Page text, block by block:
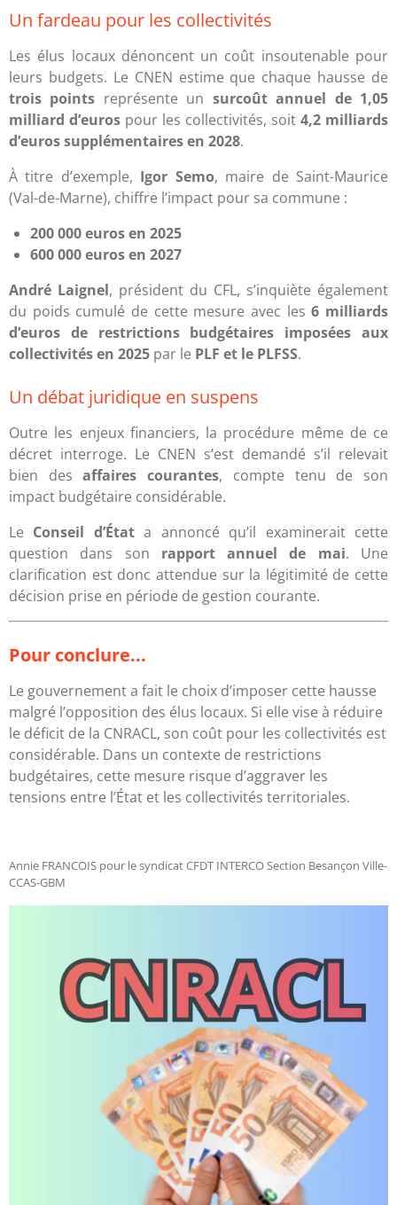
Un fardeau pour les collectivités
Les élus locaux dénoncent un coût insoutenable pour
leurs budgets. Le CNEN estime que chaque hausse de
trois points représente un surcoût annuel de 1,05
milliard d’euros pour les collectivités, soit 4,2 milliards
d’euros supplémentaires en 2028.
À titre d’exemple, Igor Semo, maire de Saint-Maurice
(Val-de-Marne), chiffre l’impact pour sa commune :
200 000 euros en 2025
600 000 euros en 2027
André Laignel, président du CFL, s’inquiète également
du poids cumulé de cette mesure avec les6 milliards
d’euros de restrictions budgétaires imposées aux
collectivités en 2025 par le PLF et le PLFSS.
Un débat juridique en suspens
Outre les enjeux financiers, la procédure même de ce
décret interroge. Le CNEN s’est demandé s’il relevait
bien desaffaires courantes, compte tenu de son
impact budgétaire considérable.
Le Conseil d’Étata annoncé qu’il examinerait cette
question dans son rapport annuel de mai. Une
clarification est donc attendue sur la légitimité de cette
décision prise en période de gestion courante.
Pour conclure...
Le gouvernement a fait le choix d’imposer cette hausse
malgré l’opposition des élus locaux. Si elle vise à réduire
le déficit de la CNRACL, son coût pour les collectivités est
considérable. Dans un contexte de restrictions
budgétaires, cette mesure risque d’aggraver les
tensions entre l’État et les collectivités territoriales.
Annie FRANCOIS pour le syndicat CFDT INTERCO Section Besançon Ville-
CCAS-GBM